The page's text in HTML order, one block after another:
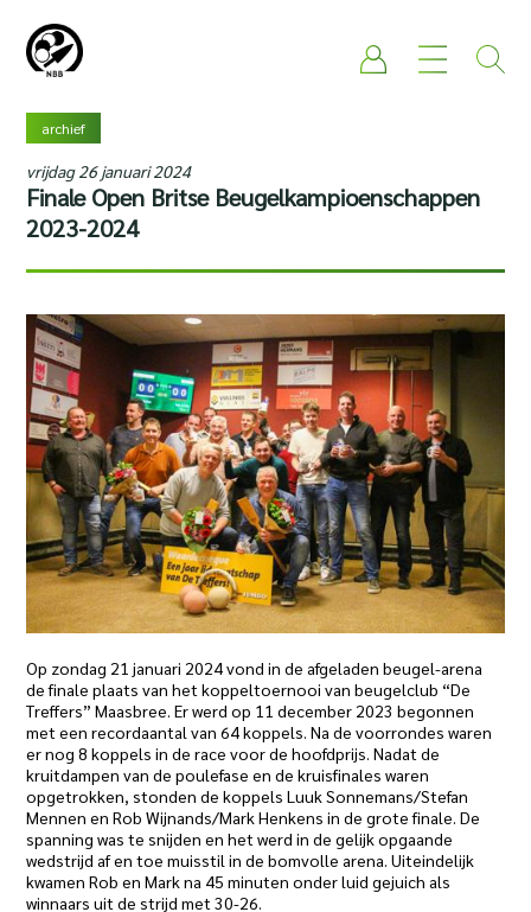
archief
vrijdag 26 januari 2024
Finale Open Britse Beugelkampioenschappen
2023-2024
Op zondag 21 januari 2024 vond in de afgeladen beugel-arena
de finale plaats van het koppeltoernooi van beugelclub “De
Treffers” Maasbree. Er werd op 11 december 2023 begonnen
met een recordaantal van 64 koppels. Na de voorrondes waren
er nog 8 koppels in de race voor de hoofdprijs. Nadat de
kruitdampen van de poulefase en de kruisfinales waren
opgetrokken, stonden de koppels Luuk Sonnemans/Stefan
Mennen en Rob Wijnands/Mark Henkens in de grote finale. De
spanning was te snijden en het werd in de gelijk opgaande
wedstrijd af en toe muisstil in de bomvolle arena. Uiteindelijk
kwamen Rob en Mark na 45 minuten onder luid gejuich als
winnaars uit de strijd met 30-26.